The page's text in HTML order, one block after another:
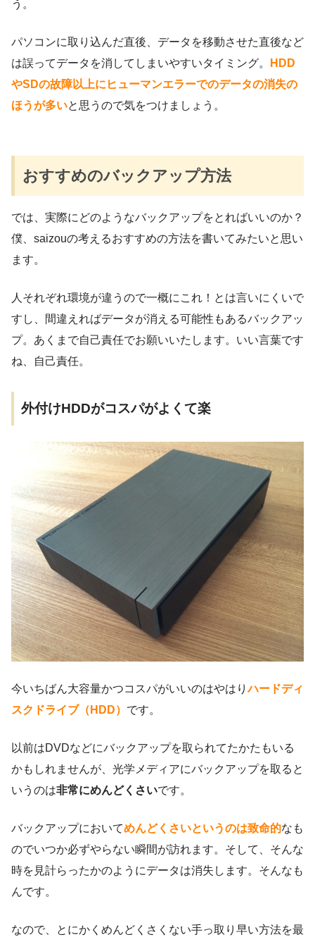
う。
パソコンに取り込んだ直後、データを移動させた直後など
は誤ってデータを消してしまいやすいタイミング。
HDD
やSDの故障以上にヒューマンエラーでのデータの消失の
ほうが多いと思うので気をつけましょう。
おすすめのバックアップ方法
では、実際にどのようなバックアップをとればいいのか？
僕、saizouの考えるおすすめの方法を書いてみたいと思い
ます。
人それぞれ環境が違うので一概にこれ！とは言いにくいで
すし、間違えればデータが消える可能性もあるバックアッ
プ。あくまで自己責任でお願いいたします。いい言葉です
ね、自己責任。
外付けHDDがコスパがよくて楽
今いちばん大容量かつコスパがいいのはやはりハードディ
スクドライブ（HDD） です。
以前はDVDなどにバックアップを取られてたかたもいる
かもしれませんが、光学メディアにバックアップを取ると
いうのは非常にめんどくさいです。
バックアップにおいてめんどくさいというのは致命的なも
のでいつか必ずやらない瞬間が訪れます。そして、そんな
時を見計らったかのようにデータは消失します。そんなも
んです。
なので、とにかくめんどくさくない手っ取り早い方法を最